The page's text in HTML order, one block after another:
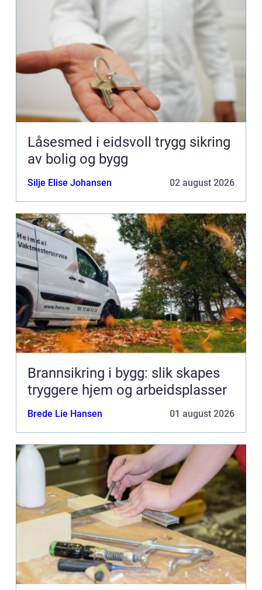
Låsesmed i eidsvoll trygg sikring
av bolig og bygg
Silje Elise Johansen 02 august 2026
Brannsikring i bygg: slik skapes
tryggere hjem og arbeidsplasser
Brede Lie Hansen 01 august 2026